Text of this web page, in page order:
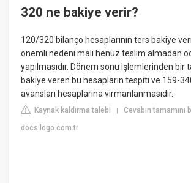
320 ne bakiye verir?
120/320 bilanço hesaplarının ters bakiye
önemli nedeni malı henüz teslim almadan
yapılmasıdır. Dönem sonu işlemlerinden bir
bakiye veren bu hesapların tespiti ve 159-
avansları hesaplarına virmanlanmasıdır.
Kaynak kaldırma talebi |Cevabın tamamını
docs.logo.com.tr